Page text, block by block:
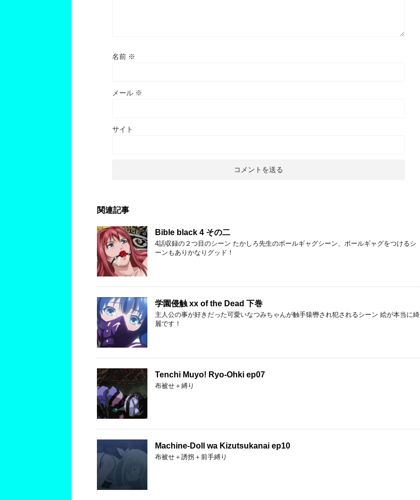
名前 ※
メール ※
サイト
関連記事
Bible black 4 その二
4話収録の２つ目のシーン たかしろ先生のボールギャグシーン、ボールギャグをつけるシ
ーンもありかなりグッド！
学園侵触 xx of the Dead 下巻
主人公の事が好きだった可愛いなつみちゃんが触手猿轡され犯されるシーン 絵が本当に綺
麗です！
Tenchi Muyo! Ryo-Ohki ep07
布被せ＋縛り
Machine-Doll wa Kizutsukanai ep10
布被せ＋誘拐＋前手縛り